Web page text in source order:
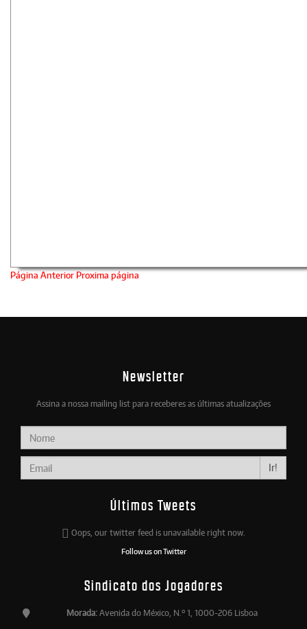
Página Anterior Proxima página
Newsletter
Assina a nossa mailing list para receberes as últimas atualizações
Ir!
Últimos Tweets
Oops, our twitter feed is unavailable right now.
Follow us on Twitter
Sindicato dos Jogadores
Morada:Avenida do México, N.º 1, 1000-206 Lisboa